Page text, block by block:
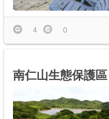
4 0
南仁山生態保護區